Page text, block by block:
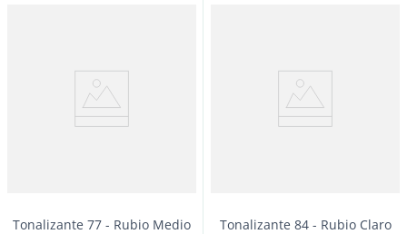
Tonalizante 77 - Rubio Medio
Tonalizante 84 - Rubio Claro